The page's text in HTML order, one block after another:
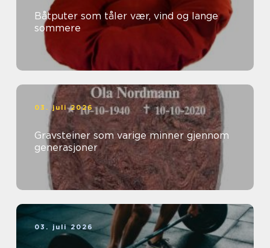
Båtputer som tåler vær, vind og lange
sommere
03. juli 2026
Gravsteiner som varige minner gjennom
generasjoner
03. juli 2026